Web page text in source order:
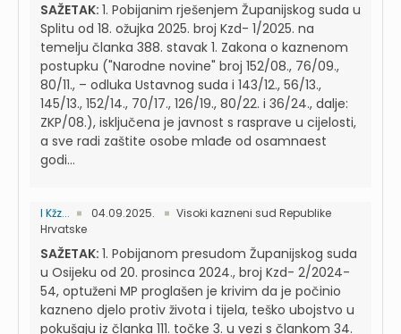
SAŽETAK: 1. Pobijanim rješenjem Županijskog suda u
Splitu od 18. ožujka 2025. broj Kzd- 1/2025. na
temelju članka 388. stavak 1. Zakona o kaznenom
postupku ("Narodne novine" broj 152/08., 76/09.,
80/11., – odluka Ustavnog suda i 143/12., 56/13.,
145/13., 152/14., 70/17., 126/19., 80/22. i 36/24., dalje:
ZKP/08.), isključena je javnost s rasprave u cijelosti,
a sve radi zaštite osobe mlađe od osamnaest
godi...
I Kžz... 04.09.2025.
Visoki kazneni sud Republike
Hrvatske
SAŽETAK: 1. Pobijanom presudom Županijskog suda
u Osijeku od 20. prosinca 2024., broj Kzd- 2/2024-
54, optuženi MP proglašen je krivim da je počinio
kazneno djelo protiv života i tijela, teško ubojstvo u
pokušaju iz članka 111. točke 3. u vezi s člankom 34.